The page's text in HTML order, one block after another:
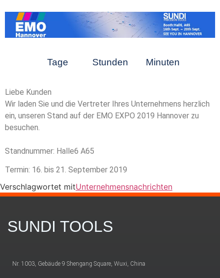
Tage Stunden Minuten
Liebe Kunden
Wir laden Sie und die Vertreter Ihres Unternehmens herzlich
ein, unseren Stand auf der EMO EXPO 2019 Hannover zu
besuchen.
Standnummer: Halle6 A65
Termin: 16. bis 21. September 2019
Verschlagwortet mitUnternehmensnachrichten
SUNDI TOOLS
Nr. 1003, Gebäude 9 Shengang Square, Wuxi, China